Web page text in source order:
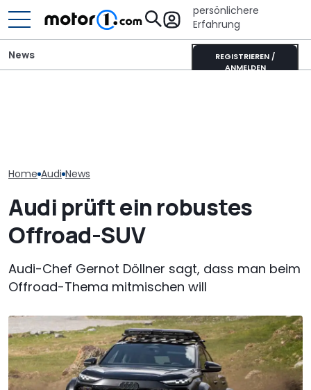
persönlichere
Erfahrung
REGISTRIEREN /
ANMELDEN
News
Home Audi News
Audi prüft ein robustes
Offroad-SUV
Audi-Chef Gernot Döllner sagt, dass man beim
Offroad-Thema mitmischen will